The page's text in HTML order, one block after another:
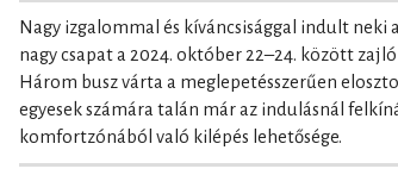
Nagy izgalommal és kíváncsisággal indult neki
nagy csapat a 2024. október 22–24. között
Három busz várta a meglepetésszerűen
egyesek számára talán már az indulásnál
komfortzónából való kilépés lehetősége.